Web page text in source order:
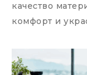
качество
комфорт и